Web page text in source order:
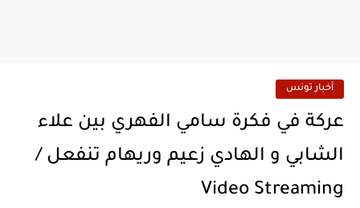
أخبار تونس
عركة في فكرة سامي الفهري بين علاء
الشابي و الهادي زعيم وريهام تنفعل /
Video Streaming